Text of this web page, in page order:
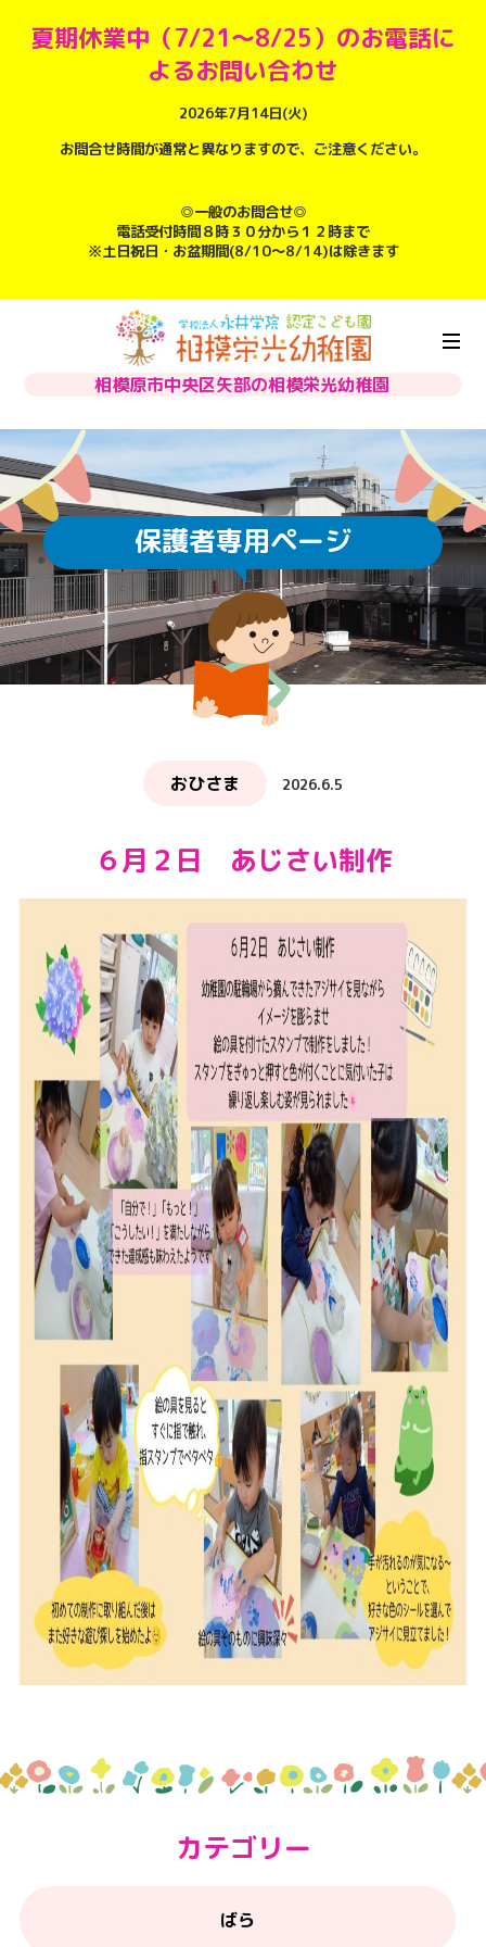
夏期休業中（7/21～8/25）のお電話に
よるお問い合わせ
2026年7月14日(火)
お問合せ時間が通常と異なりますので、ご注意ください。
◎一般のお問合せ◎
電話受付時間８時３０分から１２時まで
※土日祝日・お盆期間(8/10～8/14)は除きます
相模原市中央区矢部の相模栄光幼稚園
保護者専用ページ
おひさま 2026.6.5
６月２日 あじさい制作
カテゴリー
ばら